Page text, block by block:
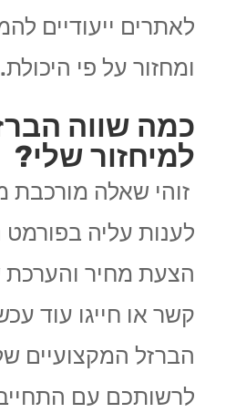
לאתרים ייעודיים
ומחזור על פי היכולת.
כמה שווה
למיחזור שלי?
זוהי שאלה מורכבת
לענות עליה
הצעת מחיר והערכת
קשר או חייגו עוד
הברזל המקצועיים
לרשותכם עם